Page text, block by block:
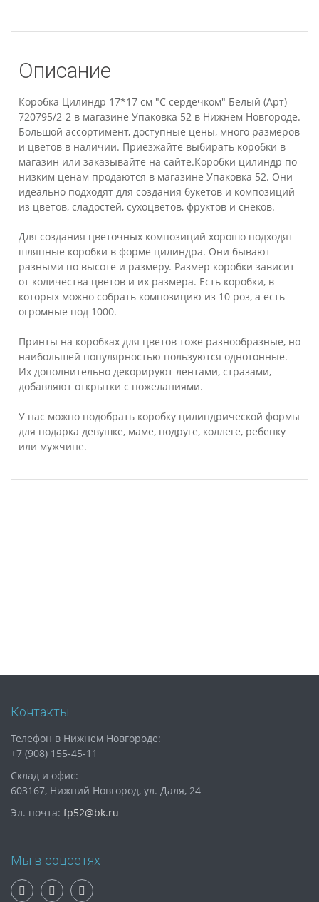
Описание
Коробка Цилиндр 17*17 см "С сердечком" Белый (Арт)
720795/2-2 в магазине Упаковка 52 в Нижнем Новгороде.
Большой ассортимент, доступные цены, много размеров
и цветов в наличии. Приезжайте выбирать коробки в
магазин или заказывайте на сайте.Коробки цилиндр по
низким ценам продаются в магазине Упаковка 52. Они
идеально подходят для создания букетов и композиций
из цветов, сладостей, сухоцветов, фруктов и снеков.
Для создания цветочных композиций хорошо подходят
шляпные коробки в форме цилиндра. Они бывают
разными по высоте и размеру. Размер коробки зависит
от количества цветов и их размера. Есть коробки, в
которых можно собрать композицию из 10 роз, а есть
огромные под 1000.
Принты на коробках для цветов тоже разнообразные, но
наибольшей популярностью пользуются однотонные.
Их дополнительно декорируют лентами, стразами,
добавляют открытки с пожеланиями.
У нас можно подобрать коробку цилиндрической формы
для подарка девушке, маме, подруге, коллеге, ребенку
или мужчине.
Контакты
Телефон в Нижнем Новгороде:
+7 (908) 155-45-11
Склад и офис:
603167, Нижний Новгород, ул. Даля, 24
Эл. почта: fp52@bk.ru
Мы в соцсетях